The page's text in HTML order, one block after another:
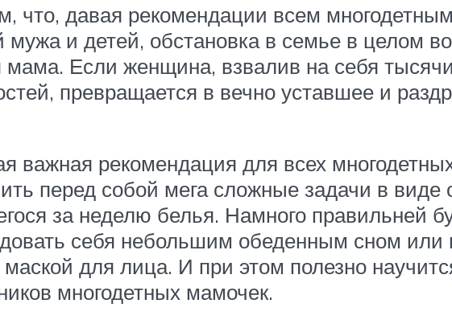
что, давая рекомендации всем
мужа и детей, обстановка в семье в целом
мама. Если женщина, взвалив на себя
превращается в вечно уставшее и
важная рекомендация для всех
перед собой мега сложные задачи в виде
за неделю белья. Намного правильней
себя небольшим обеденным сном или
для лица. И при этом полезно
многодетных мамочек.